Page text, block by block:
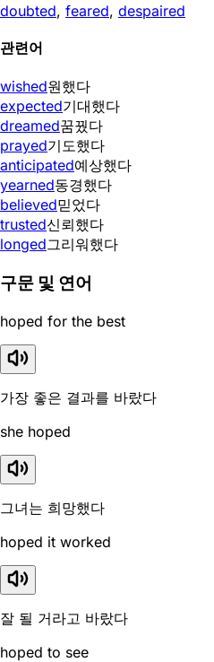
doubted, feared, despaired
관련어
wished원했다
expected기대했다
dreamed꿈꿨다
prayed기도했다
anticipated예상했다
yearned동경했다
believed믿었다
trusted신뢰했다
longed그리워했다
구문 및 연어
hoped for the best
가장 좋은 결과를 바랐다
she hoped
그녀는 희망했다
hoped it worked
잘 될 거라고 바랐다
hoped to see